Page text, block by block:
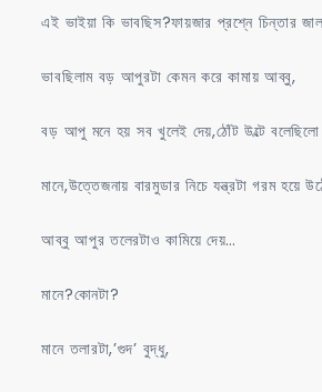
এই ভাইয়া কি ভাবছিস?ফায়জার প্রশ্নে চিন্তার
ভাবছিলাম বড় আপুরটা কেমন করে কামায় আব্বু,
বড় আপু মনে হয় সব খুলেই দেয়,ঠোঁট উল্টে বলেছিলো
মানে,উত্তেজনায় বারমুডার নিচে যন্ত্রটা গরম হয়ে
আব্বু আপুর তলেরটাও কামিয়ে দেয়…
মানে?কোনটা?
মানে তলারটা,’গুদ’ বুদ্ধু,